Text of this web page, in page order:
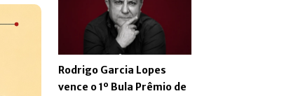
Rodrigo Garcia Lopes
vence o 1º Bula Prêmio de